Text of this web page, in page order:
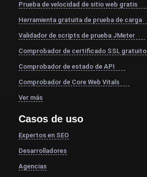
Prueba de velocidad de sitio web gratis
Herramienta gratuita de prueba de carga
Validador de scripts de prueba JMeter
Comprobador de certificado SSL gratuito
Comprobador de estado de API
Comprobador de Core Web Vitals
Ver más
Casos de uso
Expertos en SEO
Desarrolladores
Agencias